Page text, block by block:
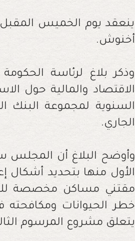
ينعقد يوم الخميس
أخنوش.
وذكر بلاغ لرئاسة
الاقتصاد والمالية حول
السنوية لمجموعة البنك
الجاري.
وأوضح البلاغ أن المجلس
الأول منها بتحديد أشكال
مقتني مساكن مخصصة
خطر الحيوانات ومكافحته
يتعلق مشروع المرسوم